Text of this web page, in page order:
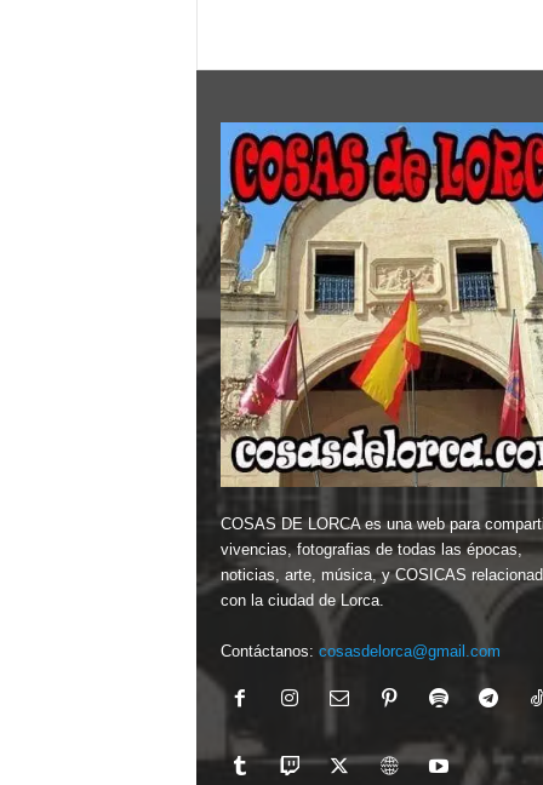
COSAS DE LORCA es una web para
vivencias, fotografias de todas las épocas,
noticias, arte, música, y COSICAS
con la ciudad de Lorca.
Contáctanos: cosasdelorca@gmail.com